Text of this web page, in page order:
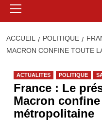
principal
ACCUEIL POLITIQUE
MACRON CONFINE TOUTE
ACTUALITES POLITIQUE
France : Le
Macron
métropolitaine